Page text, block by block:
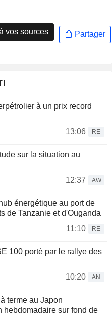
vos sources Partager
à un prix record
13:06
RE
sur la situation au
12:37
AW
énergétique au port de
de Tanzanie et d'Ouganda
11:10
RE
100 porté par le rallye des
10:20
AN
terme au Japon
hebdomadaire sur fond de